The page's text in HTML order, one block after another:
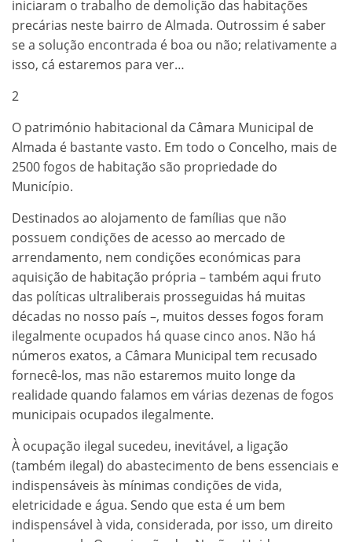
iniciaram o trabalho de demolição das habitações
precárias neste bairro de Almada. Outrossim é saber
se a solução encontrada é boa ou não; relativamente a
isso, cá estaremos para ver…
2
O património habitacional da Câmara Municipal de
Almada é bastante vasto. Em todo o Concelho, mais de
2500 fogos de habitação são propriedade do
Município.
Destinados ao alojamento de famílias que não
possuem condições de acesso ao mercado de
arrendamento, nem condições económicas para
aquisição de habitação própria – também aqui fruto
das políticas ultraliberais prosseguidas há muitas
décadas no nosso país –, muitos desses fogos foram
ilegalmente ocupados há quase cinco anos. Não há
números exatos, a Câmara Municipal tem recusado
fornecê-los, mas não estaremos muito longe da
realidade quando falamos em várias dezenas de fogos
municipais ocupados ilegalmente.
À ocupação ilegal sucedeu, inevitável, a ligação
(também ilegal) do abastecimento de bens essenciais e
indispensáveis às mínimas condições de vida,
eletricidade e água. Sendo que esta é um bem
indispensável à vida, considerada, por isso, um direito